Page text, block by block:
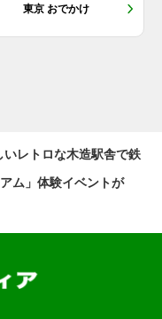
東京 おでかけ
いレトロな木造駅舎で鉄
ム」体験イベントが